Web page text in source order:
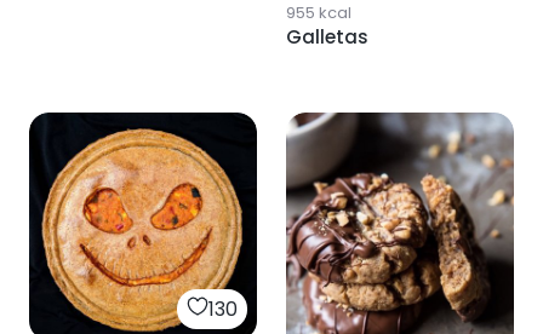
955 kcal
Galletas
130